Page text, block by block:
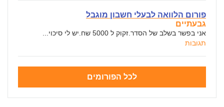
פורום הלוואה לבעלי חשבון מוגבל
גבעתיים
אני בפשר בשלב של הסדר.זקוק ל 5000 שח.יש לי סיכוי...
תגובות
לכל הפורומים